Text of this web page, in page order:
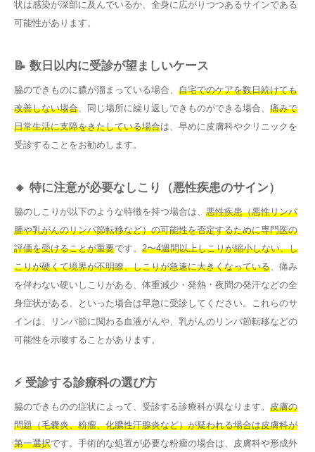
状は感染が深部に及んでいるか、全身に広がりつつあるサインである
可能性があります。
📝 数日以内に受診が望ましいケース
脇のできものに膿が溜まっている場合、 自宅でのケアを数日続けても
改善しない場合、同じ場所に繰り返しできものができる場合、 痛みで
日常生活に支障をきたしている場合は、早めに皮膚科やクリニックを
受診することをお勧めします。
🔸 特に注意が必要なしこり（悪性疾患のサイン）
脇のしこりが以下のような特徴を持つ場合は、 悪性疾患（悪性リンパ
腫や乳がんのリンパ節転移など）の可能性を否定するために専門医の
評価を受けることが重要です。 2〜4週間以上しこりが縮小しない、し
こりが硬くて境界が不明瞭、しこりが急速に大きくなっている、痛み
を伴わない硬いしこりがある、体重減少・発熱・夜間の発汗などの全
身症状がある、といった場合は早急に受診してください。これらのサ
インは、リンパ節に関わる血液がんや、乳がんのリンパ節転移などの
可能性を示唆することがあります。
⚡ 受診する診療科の選び方
脇のできものの症状によって、受診する診療科が異なります。 皮膚の
問題（毛嚢炎、粉瘤、化膿性汗腺炎など）が疑われる場合は皮膚科が
第一選択です。手術的な処置が必要な粉瘤の場合は、皮膚科や形成外